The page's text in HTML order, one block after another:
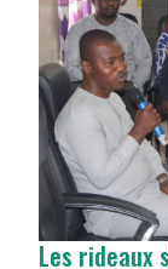
Les rideaux